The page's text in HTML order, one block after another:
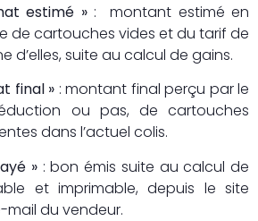
estimé »: montant estimé en
de cartouches vides et du tarif de
d’elles, suite au calcul de gains.
final » : montant final perçu par le
ou pas, de cartouches
dans l’actuel colis.
»: bon émis suite au calcul de
et imprimable, depuis le site
mail du vendeur.